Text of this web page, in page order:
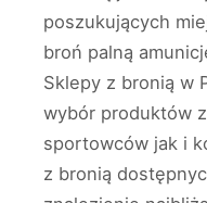
poszukujących
broń palną
Sklepy z bronią w
wybór produktów
sportowców jak i
z bronią